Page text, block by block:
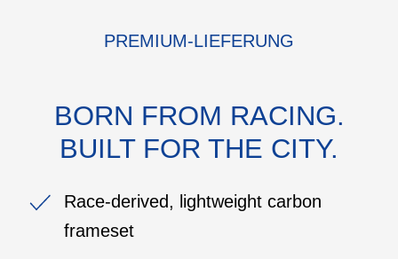
PREMIUM-LIEFERUNG
BORN FROM RACING.
BUILT FOR THE CITY.
Race-derived, lightweight carbon
frameset